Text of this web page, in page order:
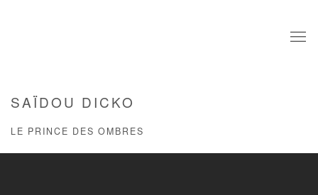
SAÏDOU DICKO
LE PRINCE DES OMBRES